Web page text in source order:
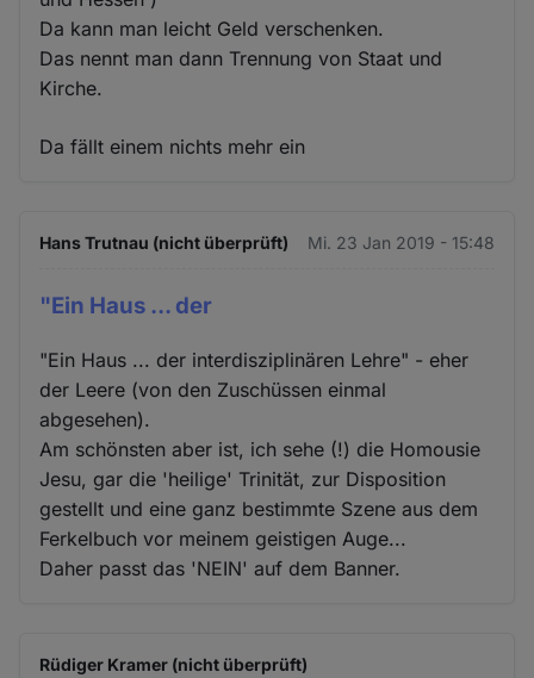
Da kann man leicht Geld verschenken.
Das nennt man dann Trennung von Staat und
Kirche.
Da fällt einem nichts mehr ein
Hans Trutnau (nicht überprüft) Mi. 23 Jan 2019 - 15:48
"Ein Haus ... der
"Ein Haus ... der interdisziplinären Lehre" - eher
der Leere (von den Zuschüssen einmal
abgesehen).
Am schönsten aber ist, ich sehe (!) die Homousie
Jesu, gar die 'heilige' Trinität, zur Disposition
gestellt und eine ganz bestimmte Szene aus dem
Ferkelbuch vor meinem geistigen Auge...
Daher passt das 'NEIN' auf dem Banner.
Rüdiger Kramer (nicht überprüft)